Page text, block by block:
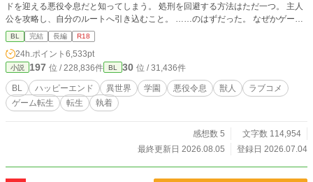
ドを迎える悪役令息だと知ってしまう。 処刑を回避する方法はただ一つ。 主人
公を攻略し、自分のルートへ引き込むこと。 ……のはずだった。 なぜかゲーム
には存在しないはずのシャチの海獣人が現れ、主人公との攻略ルートをことごと
く邪魔してくる。 しかも、その執着の矛先は――なぜか俺!? バトルあり、笑い
あり、キュンあり！ 最強なのに小心者なホホジロザメが、推しのシャチに振り
回される学園ラブコメBL！ 🚫無断転載・AI学習禁止 終盤に性的描写が入る予定
ですので、R18としています。 ※がつく話には性描写があります。 本作はfujos
sy小説大賞にエントリー中です。少しでも面白いと思っていただけましたら、投
票して応援してくだされば幸いです。
BL 完結 長編 R18
24h.ポイント 6,533pt
小説 197 位 / 228,836件 BL 30 位 / 31,436件
BL ハッピーエンド 異世界 学園 悪役令息 獣人
ラブコメ
ゲーム転生
転生 執着
感想数 5
文字数 114,954
最終更新日 2026.08.05
登録日 2026.07.04